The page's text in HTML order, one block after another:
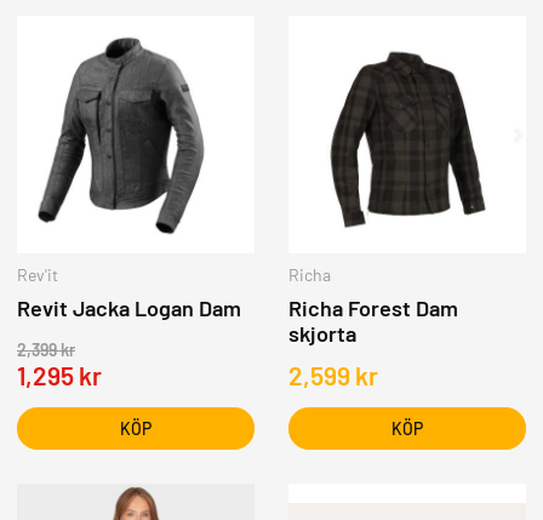
Rev'it
Revit Jacka Logan Dam
2,399kr
1,295 kr
KÖP
Richa
Richa Forest Dam
skjorta
2,599 kr
KÖP